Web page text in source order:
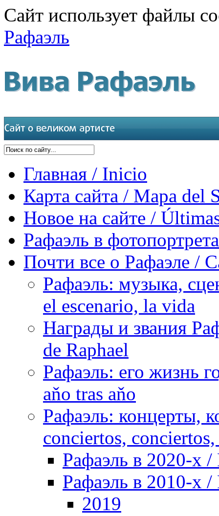
Сайт использует файлы
Рафаэль
Главная / Inicio
Карта сайта / Mapa del
Новое на сайте /
Рафаэль в
Почти все о Рафаэле /
Рафаэль: музыка,
el escenario, la vida
Награды и звания
de Raphael
Рафаэль: его жизнь
aňo tras aňo
Рафаэль: концерты,
conciertos,
Рафаэль в 2020-х /
Рафаэль в 2010-х /
2019